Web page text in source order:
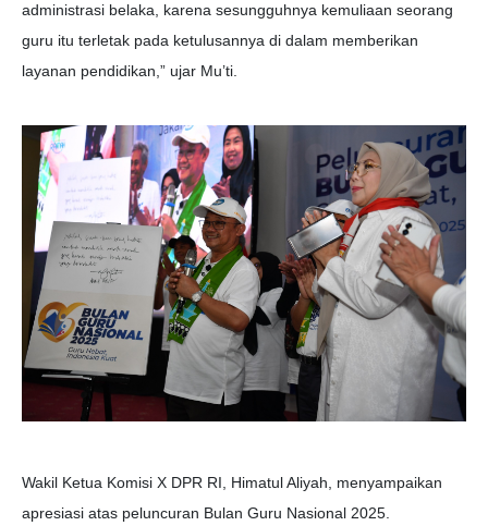
administrasi belaka, karena sesungguhnya kemuliaan seorang
guru itu terletak pada ketulusannya di dalam memberikan
layanan pendidikan,” ujar Mu’ti.
Wakil Ketua Komisi X DPR RI, Himatul Aliyah, menyampaikan
apresiasi atas peluncuran Bulan Guru Nasional 2025.